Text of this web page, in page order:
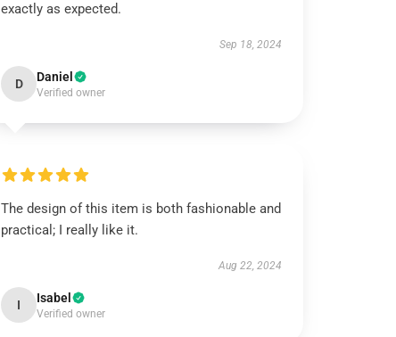
exactly as expected.
Sep 18, 2024
D Daniel
Verified owner
The design of this item is both fashionable and
practical; I really like it.
Aug 22, 2024
I Isabel
Verified owner